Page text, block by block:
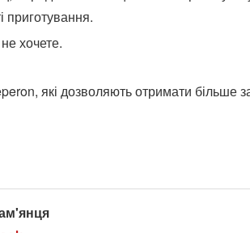
приготування.
хочете.
які дозволяють отримати більше